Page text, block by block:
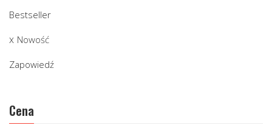
Bestseller
Nowość
Zapowiedź
Cena